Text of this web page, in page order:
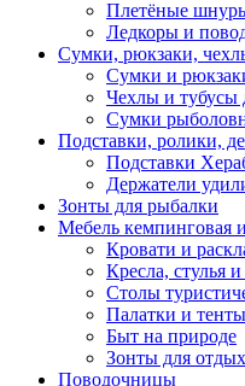
Плетёные
Ледкоры и
Сумки, рюкзаки,
Сумки и
Чехлы и тубусы
Сумки
Подставки, ролики,
Подставки
Держатели
Зонты для рыбалки
Мебель кемпинговая
Кровати и
Кресла, стулья
Столы
Палатки и тенты
Быт на природе
Зонты для
Поводочницы